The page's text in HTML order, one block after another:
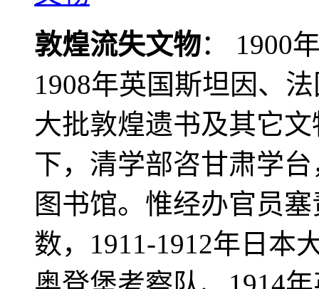
敦煌流失文物： 1900
1908年英国斯坦因、
大批敦煌遗书及其它
下，清学部咨甘肃学
图书馆。惟经办官员
数，1911-1912年日本